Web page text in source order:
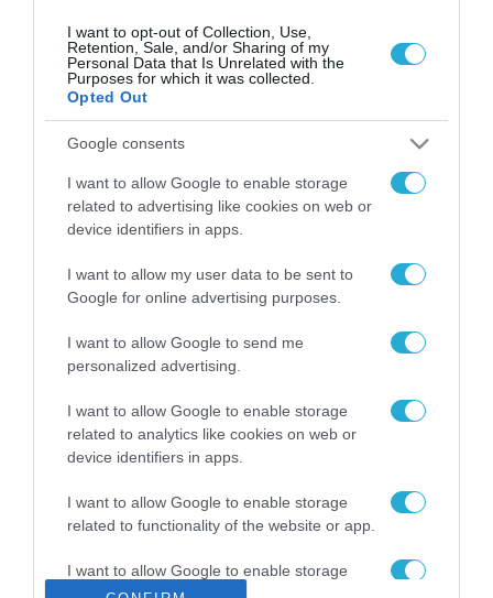
I want to opt-out of Collection, Use,
Retention, Sale, and/or Sharing of my
Personal Data that Is Unrelated with the
Purposes for which it was collected.
Opted Out
Google consents
I want to allow Google to enable storage
related to advertising like cookies on web or
device identifiers in apps.
I want to allow my user data to be sent to
Google for online advertising purposes.
I want to allow Google to send me
personalized advertising.
I want to allow Google to enable storage
related to analytics like cookies on web or
device identifiers in apps.
I want to allow Google to enable storage
related to functionality of the website or app.
I want to allow Google to enable storage
related to personalization.
ΡΟΗ ΕΙΔΗΣΕΩΝ
Το χρηματοδοτούμενο
από την ΕΕ έργο “The
Gaming Police”
ενισχύει την ασφάλεια
των παιδιών στο
διαδίκτυο
31.07.2026
ΑΑΔΕ: Διευκρινίσεις
για τα πρόστιμα σε
αφορούν τους ΦΗΜ
Σ. Καλαφάτης: «Η
Τεχνητή Νοημοσύνη
δεν είναι απλώς μια
μια νέα βιομηχανική
επανάσταση»
Νέος οδηγός του ΕΚΤ
των ελληνικών